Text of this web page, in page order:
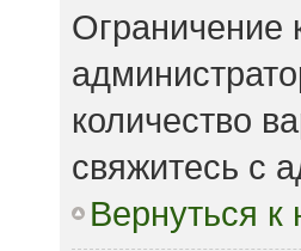
Ограничение
количество
свяжитесь с
Вернуться к